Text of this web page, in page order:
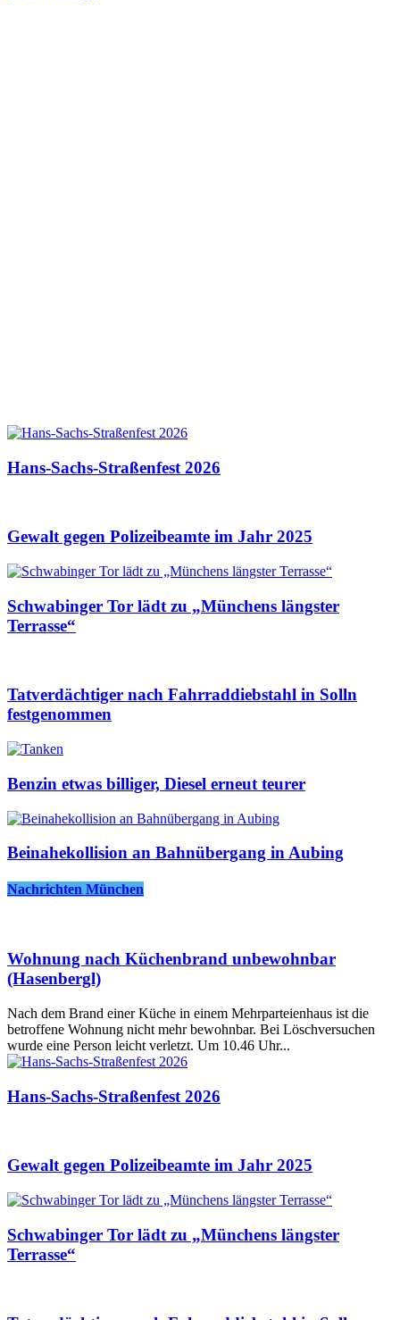
Hans-Sachs-Straßenfest 2026
Gewalt gegen Polizeibeamte im Jahr 2025
Schwabinger Tor lädt zu „Münchens längster
Terrasse“
Tatverdächtiger nach Fahrraddiebstahl in Solln
festgenommen
Benzin etwas billiger, Diesel erneut teurer
Beinahekollision an Bahnübergang in Aubing
Nachrichten München
Wohnung nach Küchenbrand unbewohnbar
(Hasenbergl)
Nach dem Brand einer Küche in einem Mehrparteienhaus ist die
betroffene Wohnung nicht mehr bewohnbar. Bei Löschversuchen
wurde eine Person leicht verletzt. Um 10.46 Uhr...
Hans-Sachs-Straßenfest 2026
Gewalt gegen Polizeibeamte im Jahr 2025
Schwabinger Tor lädt zu „Münchens längster
Terrasse“